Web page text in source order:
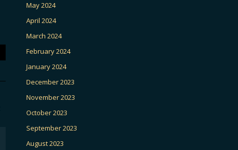
May 2024
April 2024
March 2024
February 2024
January 2024
December 2023
November 2023
October 2023
September 2023
August 2023